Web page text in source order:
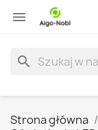

search
Strona główna